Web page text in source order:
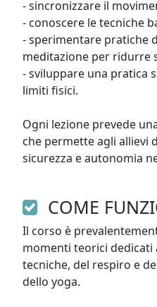
- sincronizzare il
- conoscere le tecniche
- sperimentare pratiche
meditazione per ridurre
- sviluppare una pratica
limiti fisici.
Ogni lezione prevede
che permette agli allievi
sicurezza e autonomia
COME
Il corso è
momenti teorici dedicati
tecniche, del respiro e
dello yoga.